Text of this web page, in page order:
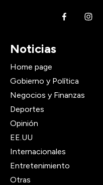
Noticias
Home page
Gobierno y Política
Negocios y Finanzas
Deportes
Opinión
EE.UU
Internacionales
Entretenimiento
Otras